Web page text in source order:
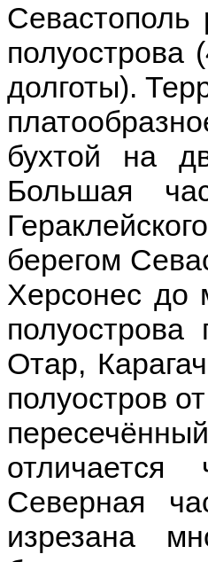
Севастополь
полуострова
долготы).
бухтой на
Большая
берегом
Херсонес до
Отар,
полуостров
отличается
Северная
изрезана